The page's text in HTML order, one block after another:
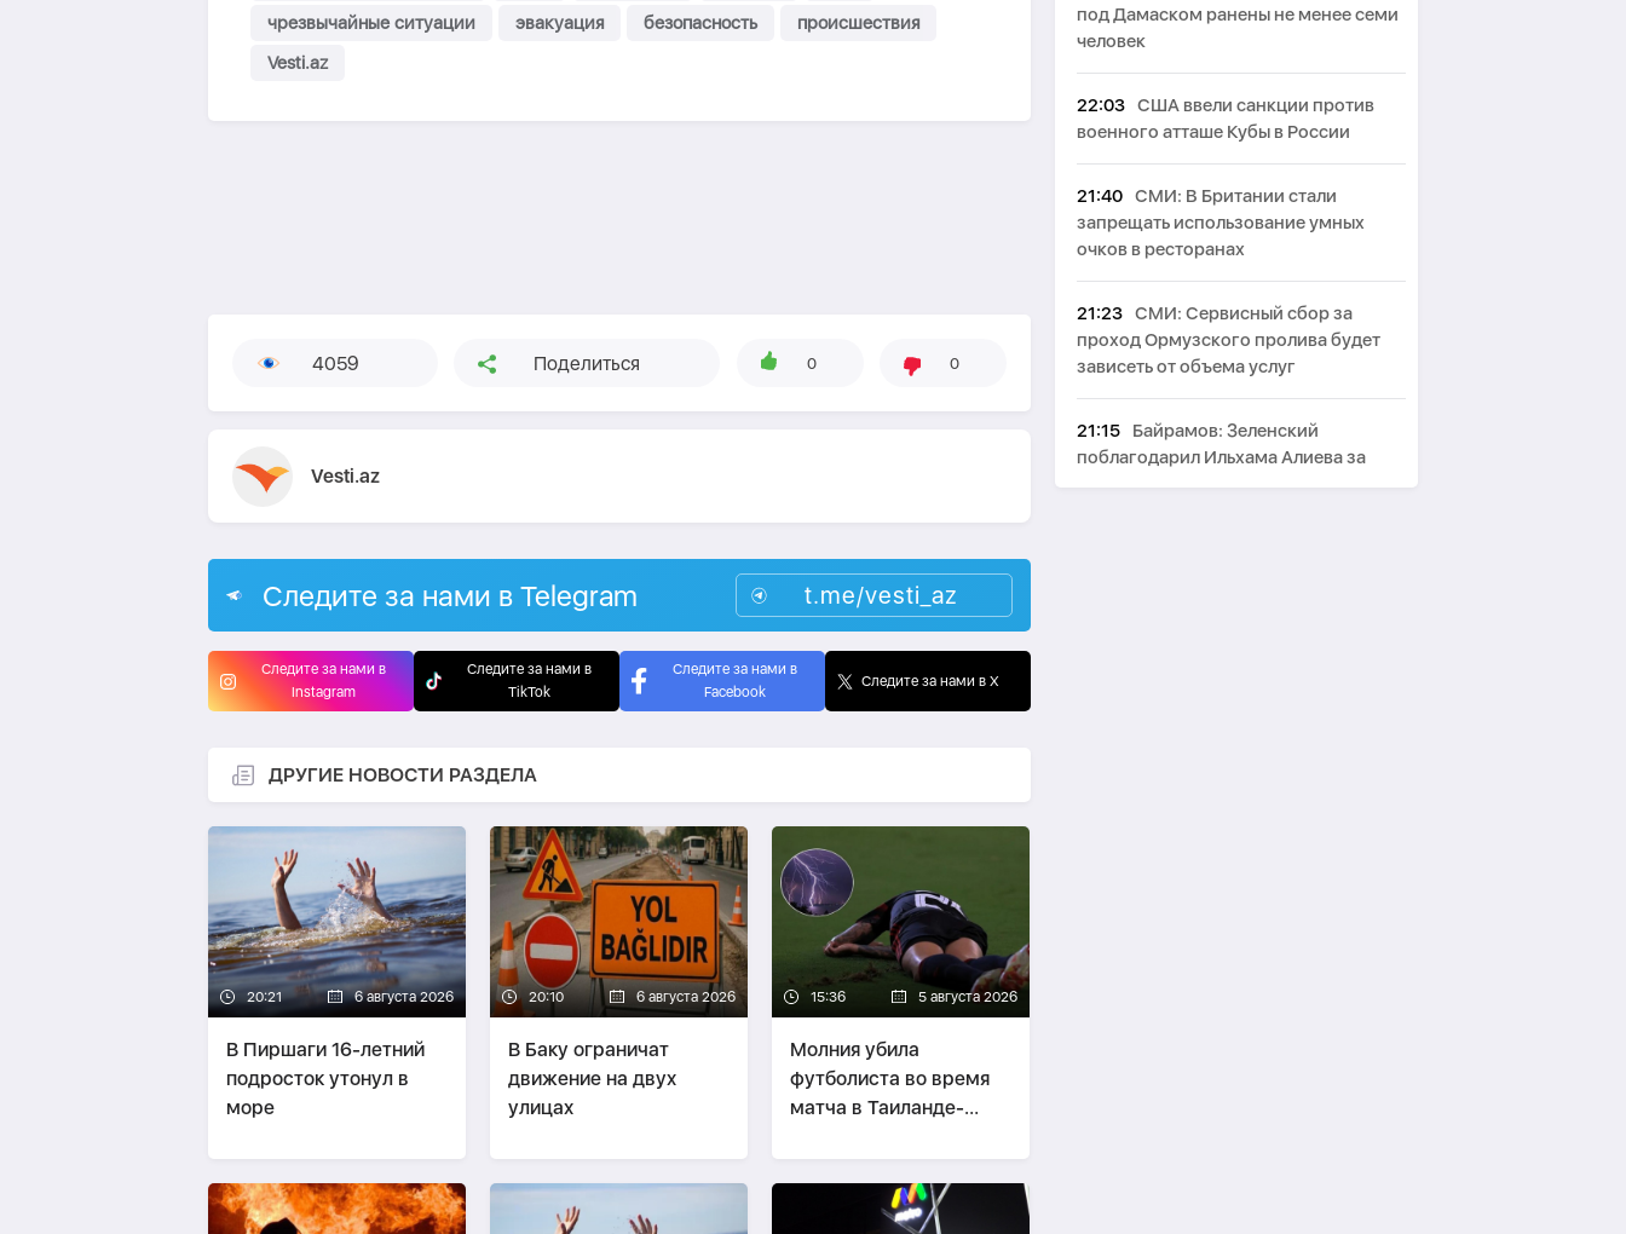
чрезвычайные ситуации
эвакуация безопасность
происшествия
Vesti.az
4059 Поделиться 0 0
Vesti.az
Следите за нами в Telegram t.me/vesti_az
Следите за нами в
Instagram
Следите за нами в
TikTok
Следите за нами в
Facebook
Следите за нами в X
ДРУГИЕ НОВОСТИ РАЗДЕЛА
20:21 6 августа 2026
В Пиршаги 16-летний
подросток утонул в
море
20:10 6 августа 2026
В Баку ограничат
движение на двух
улицах
15:36 5 августа 2026
Молния убила
футболиста во время
матча в Таиланде-
под Дамаском ранены не менее семи
человек
22:03 США ввели санкции против
военного атташе Кубы в России
21:40 СМИ: В Британии стали
запрещать использование умных
очков в ресторанах
21:23 СМИ: Сервисный сбор за
проход Ормузского пролива будет
зависеть от объема услуг
21:15
Байрамов: Зеленский
поблагодарил Ильхама Алиева за
гумпомощь Украине